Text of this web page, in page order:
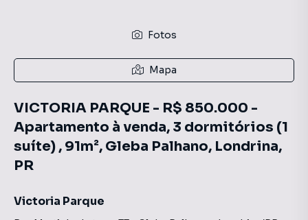
Fotos
Mapa
VICTORIA PARQUE - R$ 850.000 -
Apartamento à venda, 3 dormitórios (1
suíte) , 91m², Gleba Palhano, Londrina,
PR
Victoria Parque